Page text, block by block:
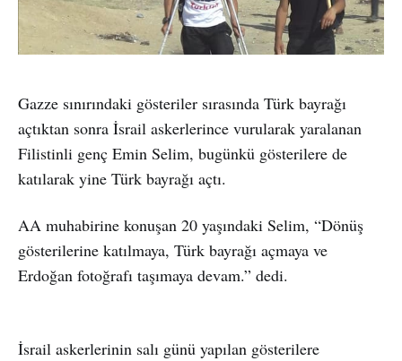
Gazze sınırındaki gösteriler sırasında Türk bayrağı
açtıktan sonra İsrail askerlerince vurularak yaralanan
Filistinli genç Emin Selim, bugünkü gösterilere de
katılarak yine Türk bayrağı açtı.
AA muhabirine konuşan 20 yaşındaki Selim, “Dönüş
gösterilerine katılmaya, Türk bayrağı açmaya ve
Erdoğan fotoğrafı taşımaya devam.” dedi.
İsrail askerlerinin salı günü yapılan gösterilere